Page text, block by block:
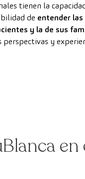
tienen la
de entender las
y la de sus
perspectivas y